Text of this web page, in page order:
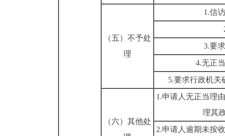
（五）不予处
理
1.信
3.要
4.无正
5.要求行政机关
（六）其他处
1.申请人无正当理
理其
2.申请人逾期未按